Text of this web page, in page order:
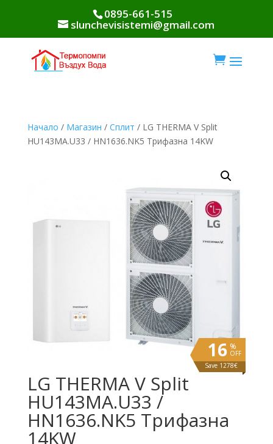
0895-661-515
slunchevisistemi@gmail.com

Начало / Магазин / Сплит / LG THERMA V Split
HU143MA.U33 / HN1636.NK5 Трифазна 14KW
%
OFF
16
Save 1278€
LG THERMA V Split
HU143MA.U33 /
HN1636.NK5 Трифазна
14KW